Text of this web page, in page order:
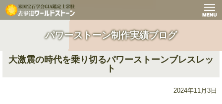
パワーストーン制作実績ブログ
大激震の時代を乗り切るパワーストーンブレスレッ
ト
2024年11月3日